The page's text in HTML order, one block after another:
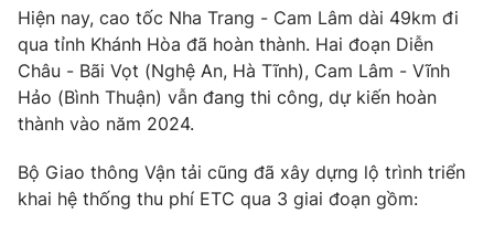
Hậu trường
Nhân vật
Khán giả
Giải sao mai
Giải trí
Điện ảnh
Âm nhạc
Đời sống
Du lịch
Làm đẹp
Chất lượng cuộc sống
Tuyển sinh
Công nghệ
Hiện nay, cao tốc Nha Trang - Cam Lâm dài 49km đi
qua tỉnh Khánh Hòa đã hoàn thành. Hai đoạn Diễn
Châu - Bãi Vọt (Nghệ An, Hà Tĩnh), Cam Lâm - Vĩnh
Hảo (Bình Thuận) vẫn đang thi công, dự kiến hoàn
thành vào năm 2024.
Bộ Giao thông Vận tải cũng đã xây dựng lộ trình triển
khai hệ thống thu phí ETC qua 3 giai đoạn gồm: